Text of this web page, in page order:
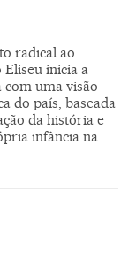
radical ao
Eliseu inicia a
com uma visão
do país, baseada
da história e
infância na